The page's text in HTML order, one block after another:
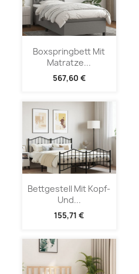
Boxspringbett Mit
Matratze...
567,60 €
Bettgestell Mit Kopf-
Und...
155,71 €